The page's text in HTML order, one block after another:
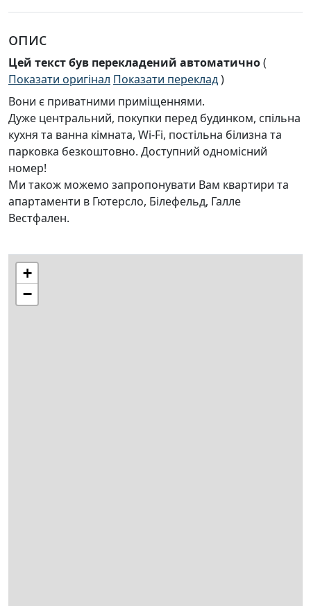
опис
Цей текст був перекладений автоматично(
Показати оригінал Показати переклад)
Вони є приватними приміщеннями.
Дуже центральний, покупки перед будинком, спільна
кухня та ванна кімната, Wi-Fi, постільна білизна та
парковка безкоштовно. Доступний одномісний
номер!
Ми також можемо запропонувати Вам квартири та
апартаменти в Гютерсло, Білефельд, Галле
Вестфален.
+
−